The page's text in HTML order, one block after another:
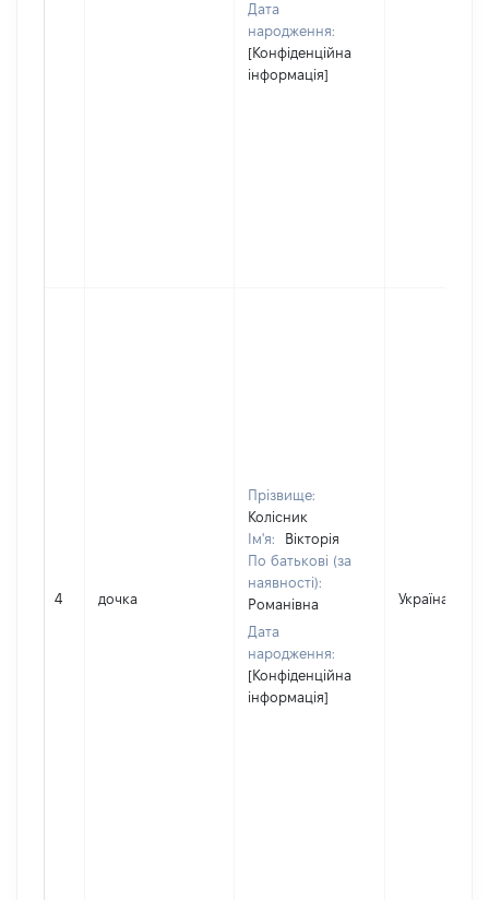
Дата
народження:
[Конфіденційна
інформація]
4 дочка
Прізвище:
Колісник
Ім'я:
Вікторія
По батькові (за
наявності):
Романівна
Дата
народження:
[Конфіденційна
інформація]
Україна